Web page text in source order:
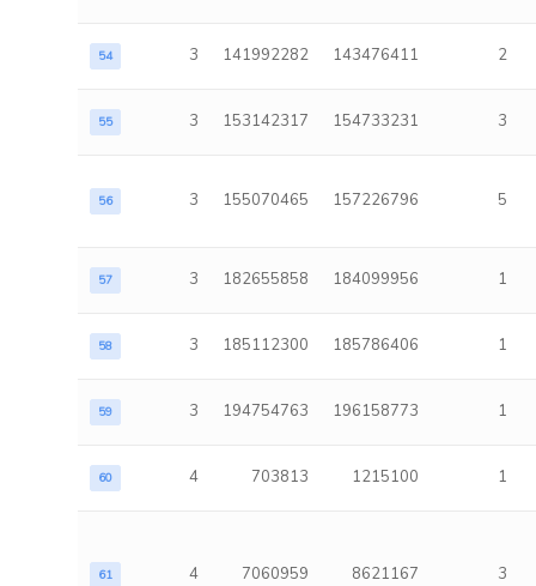
54 3 141992282 143476411 2
55 3 153142317 154733231 3
56 3 155070465 157226796 5
57 3 182655858 184099956 1
58 3 185112300 185786406 1
59 3 194754763 196158773 1
60 4 703813 1215100 1
61 4 7060959 8621167 3